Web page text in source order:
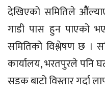
देखिएको समितिले
गाडी पास हुन पाएको
समितिको विश्लेषण छ ।
कार्यालय, भरतपुरले पनि
सडक बाटो विस्तार गर्दा